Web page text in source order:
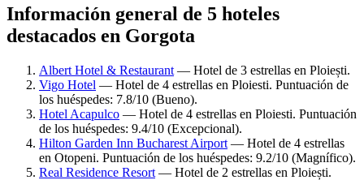
Información general de 5 hoteles
destacados en Gorgota
Albert Hotel & Restaurant — Hotel de 3 estrellas en Ploiești.
Vigo Hotel — Hotel de 4 estrellas en Ploiesti. Puntuación de
los huéspedes: 7.8/10 (Bueno).
Hotel Acapulco — Hotel de 4 estrellas en Ploiesti. Puntuación
de los huéspedes: 9.4/10 (Excepcional).
Hilton Garden Inn Bucharest Airport — Hotel de 4 estrellas
en Otopeni. Puntuación de los huéspedes: 9.2/10 (Magnífico).
Real Residence Resort — Hotel de 2 estrellas en Ploiești.